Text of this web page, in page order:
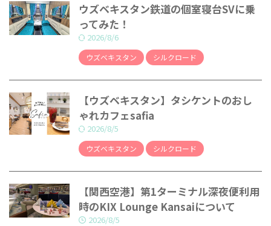
ウズベキスタン鉄道の個室寝台SVに乗
ってみた！
2026/8/6
ウズベキスタン シルクロード
【ウズベキスタン】タシケントのおし
ゃれカフェsafia
2026/8/5
ウズベキスタン シルクロード
【関西空港】第1ターミナル深夜便利用
時のKIX Lounge Kansaiについて
2026/8/5